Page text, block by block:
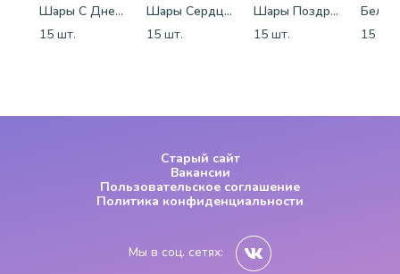
Шары С Днем Рождения
15 шт.
Шары Сердца красные
15 шт.
Шары Поздравления
15 шт.
15 шт.
Старый сайт
Вакансии
Пользовательское соглашение
Политика конфиденциальности
Мы в соц. сетях: